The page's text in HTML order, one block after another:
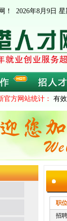
！ 2026年8月9日
官方网站统计： 有
职
招